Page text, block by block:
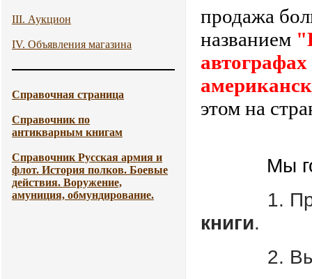
III. Аукцион
IV. Объявления магазина
Справочная страница
Справочник по
антикварным книгам
Справочник Русская армия и
флот. История полков. Боевые
действия. Воружение,
амуниция, обмундирование.
продажа
названием
этом на
Мы
1.
книги.
2.